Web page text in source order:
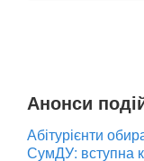
Анонси
Абітурієнти
СумДУ: вступна